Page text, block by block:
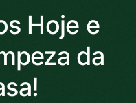
Hoje e
da